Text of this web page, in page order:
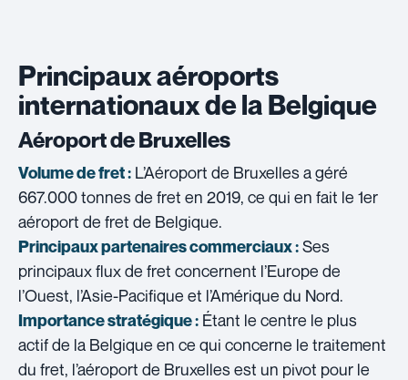
Principaux aéroports
internationaux de la Belgique
Aéroport de Bruxelles
Volume de fret : L’Aéroport de Bruxelles a géré
667.000 tonnes de fret en 2019, ce qui en fait le 1er
aéroport de fret de Belgique.
Principaux partenaires commerciaux :Ses
principaux flux de fret concernent l’Europe de
l’Ouest, l’Asie-Pacifique et l’Amérique du Nord.
Importance stratégique : Étant le centre le plus
actif de la Belgique en ce qui concerne le traitement
du fret, l’aéroport de Bruxelles est un pivot pour le